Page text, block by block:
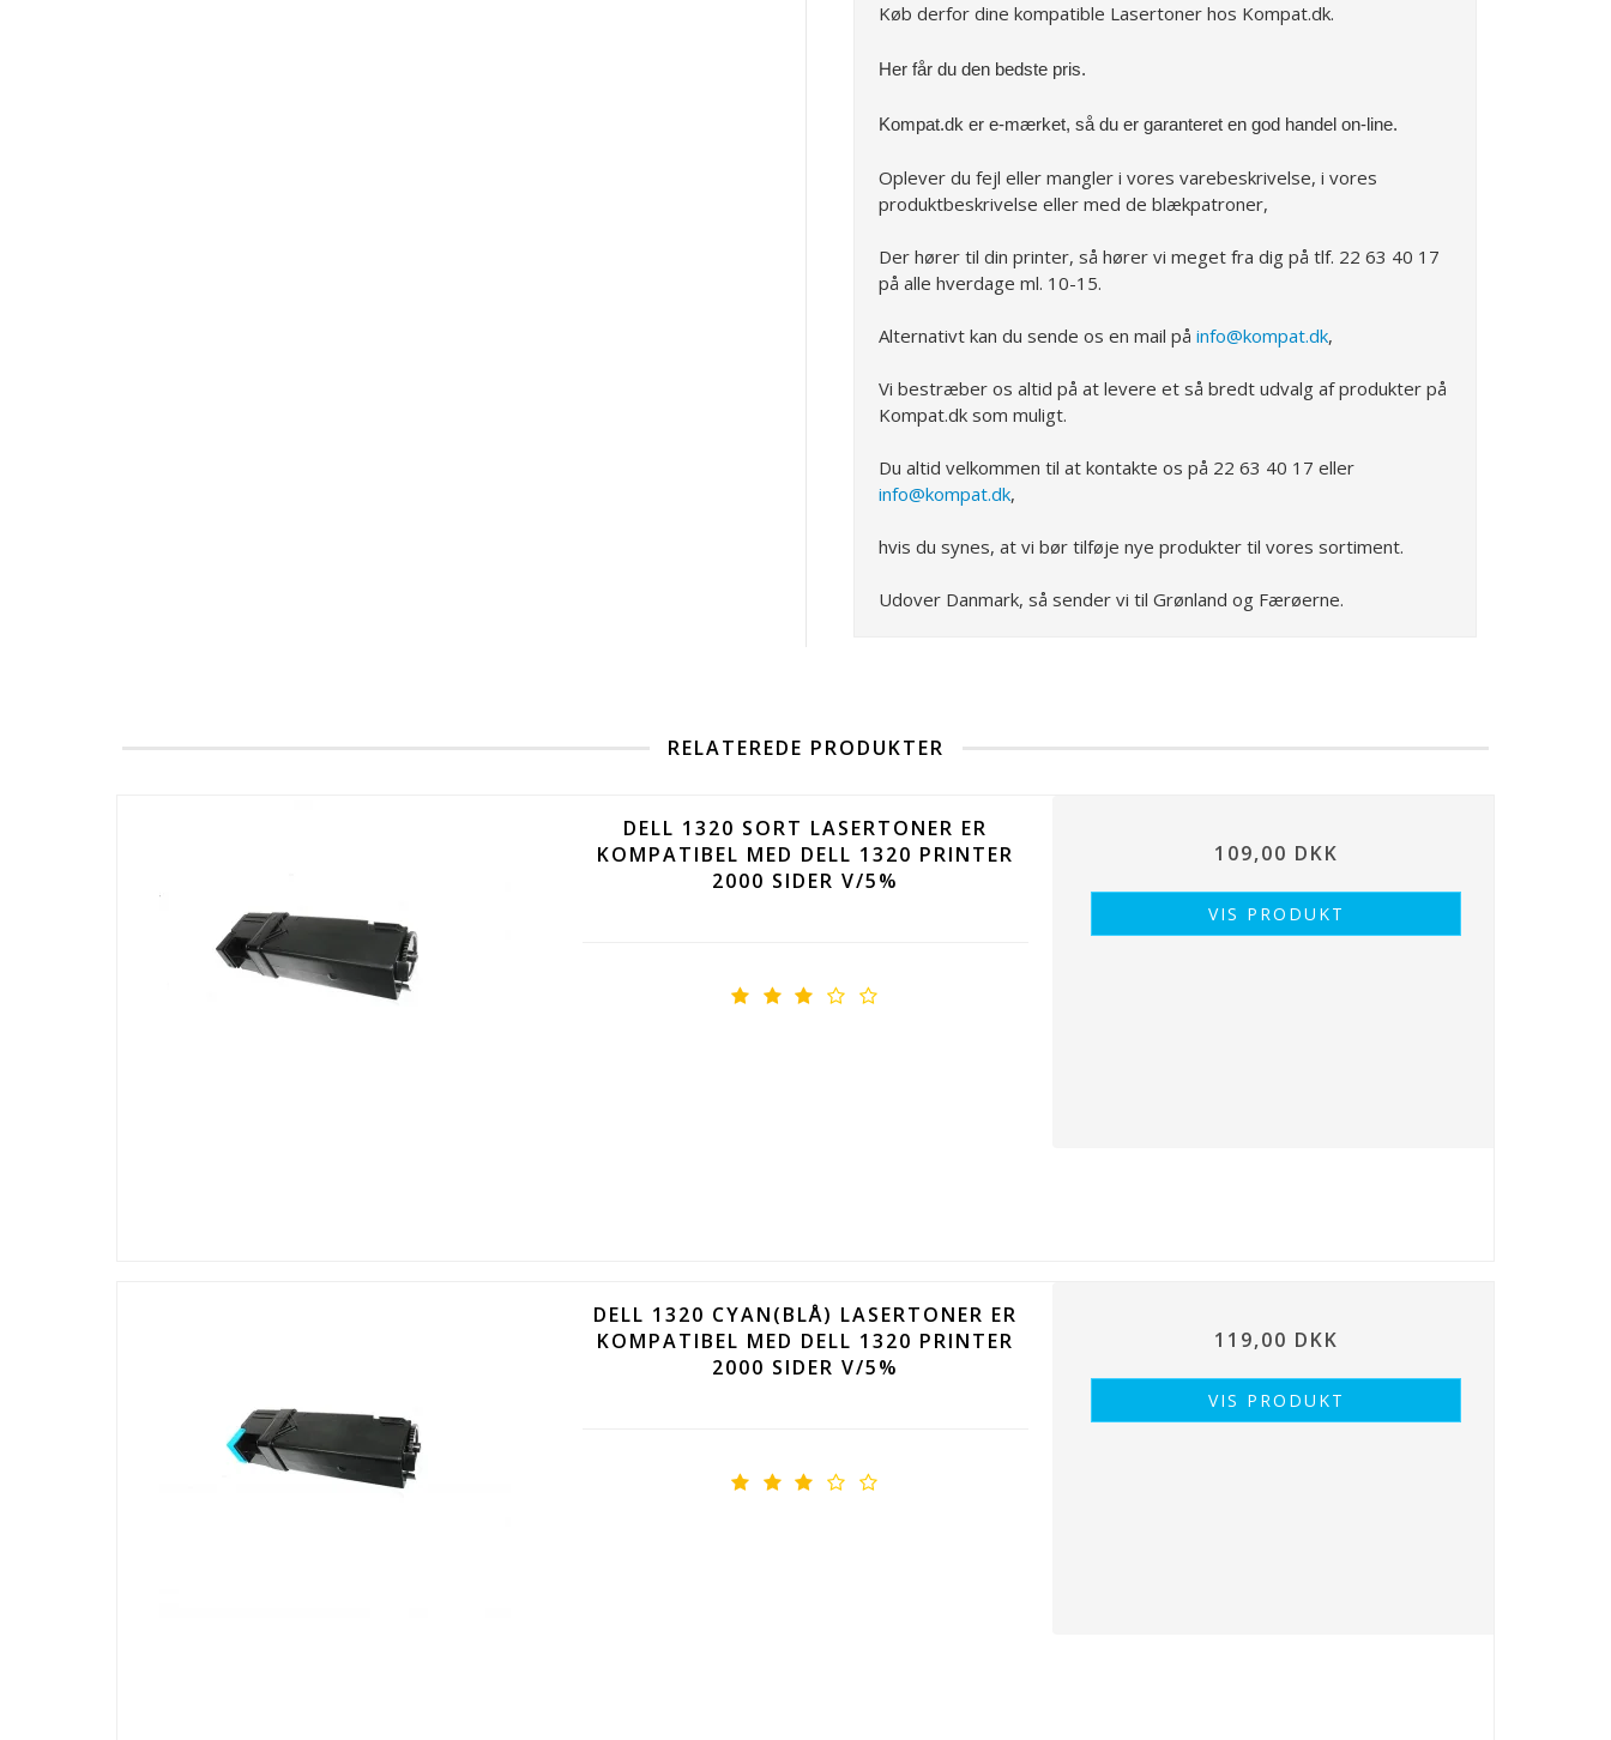
Køb derfor dine kompatible Lasertoner hos Kompat.dk.
Her får du den bedste pris.
Kompat.dk er e-mærket, så du er garanteret en god handel on-line.
Oplever du fejl eller mangler i vores varebeskrivelse, i vores
produktbeskrivelse eller med de blækpatroner,
Der hører til din printer, så hører vi meget fra dig på tlf. 22 63 40 17
på alle hverdage ml. 10-15.
Alternativt kan du sende os en mail på info@kompat.dk,
Vi bestræber os altid på at levere et så bredt udvalg af produkter på
Kompat.dk som muligt.
Du altid velkommen til at kontakte os på 22 63 40 17 eller
info@kompat.dk,
hvis du synes, at vi bør tilføje nye produkter til vores sortiment.
Udover Danmark, så sender vi til Grønland og Færøerne.
RELATEREDE PRODUKTER
DELL 1320 SORT LASERTONER ER
KOMPATIBEL MED DELL 1320 PRINTER
2000 SIDER V/5%
109,00 DKK
VIS PRODUKT
DELL 1320 CYAN(BLÅ) LASERTONER ER
KOMPATIBEL MED DELL 1320 PRINTER
2000 SIDER V/5%
119,00 DKK
VIS PRODUKT